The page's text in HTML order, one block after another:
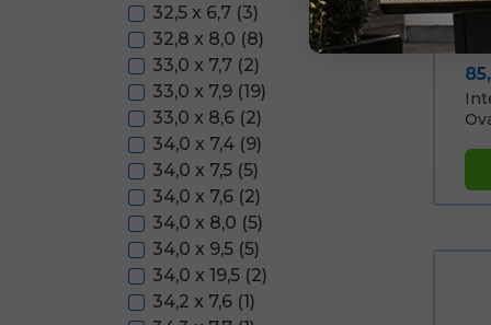
32,5 x 6,7 (3)
32,8 x 8,0 (8)
33,0 x 7,7 (2)
33,0 x 7,9 (19)
33,0 x 8,6 (2)
34,0 x 7,4 (9)
34,0 x 7,5 (5)
34,0 x 7,6 (2)
34,0 x 8,0 (5)
34,0 x 9,5 (5)
34,0 x 19,5 (2)
34,2 x 7,6 (1)